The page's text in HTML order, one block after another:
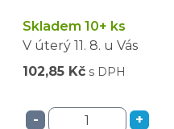
Skladem 10+ ks
V úterý 11. 8. u Vás
102,85 Kč s DPH
- +